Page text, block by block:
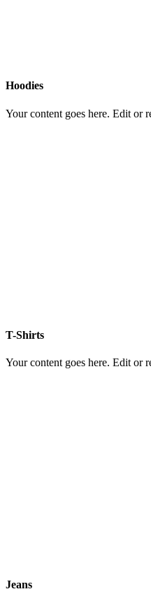
Hoodies
Your content goes here. Edit or
T-Shirts
Your content goes here. Edit or
Jeans